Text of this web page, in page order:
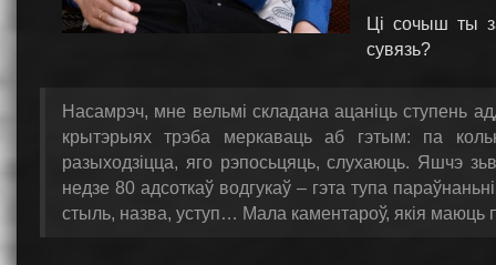
Ці сочыш ты
сувязь?
Насамрэч, мне вельмі складана ацаніць ступень
крытэрыях трэба меркаваць аб гэтым: па
разыходзіцца, яго рэпосьцяць, слухаюць. Яшчэ
недзе 80 адсоткаў водгукаў – гэта тупа
стыль, назва, уступ… Мала каментароў, якія